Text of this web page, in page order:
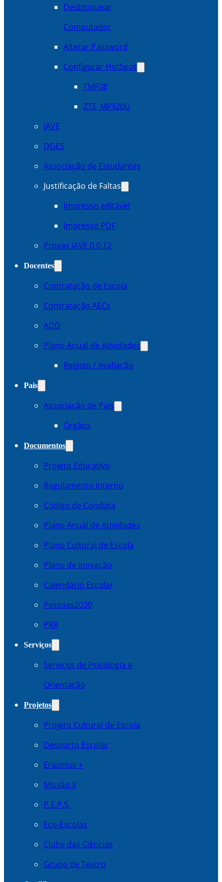
Desbloquear
Computador
Alterar Password
Configurar HotSpot
TMF08
ZTE_MF920U
IAVE
DGES
Associação de Estudantes
Justificação de Faltas
Impresso editável
Impresso PDF
Provas IAVE 0.0.12
Docentes
Contratação de Escola
Contratação AECs
ADD
Plano Anual de Atividades
Registo / Avaliação
Pais
Associação de Pais
Órgãos
Documentos
Projeto Educativo
Regulamento Interno
Código de Conduta
Plano Anual de Atividades
Plano Cultural de Escola
Plano de Inovação
Calendário Escolar
Pessoas2030
PRR
Serviços
Serviços de Psicologia e
Orientação
Projetos
Projeto Cultural de Escola
Desporto Escolar
Erasmus +
Missão X
P.E.P.S.
Eco-Escolas
Clube das Ciências
Grupo de Teatro